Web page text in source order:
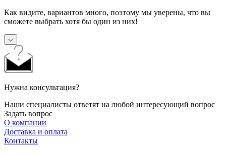
Как видите, вариантов много, поэтому мы уверены, что вы
сможете выбрать хотя бы один из них!
Нужна консультация?
Наши специалисты ответят на любой интересующий вопрос
Задать вопрос
О компании
Доставка и оплата
Контакты